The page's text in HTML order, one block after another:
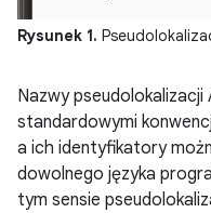
Rysunek 1.
Nazwy
standardowymi
a ich identyfikatory
dowolnego języka
tym sensie